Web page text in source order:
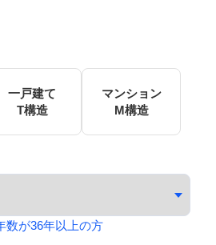
一戸建て
T構造
マンション
M構造
数が36年以上の方